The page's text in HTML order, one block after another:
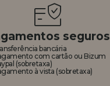
seguros
bancária
com cartão ou Bizum
(sobretaxa)
à vista (sobretaxa)